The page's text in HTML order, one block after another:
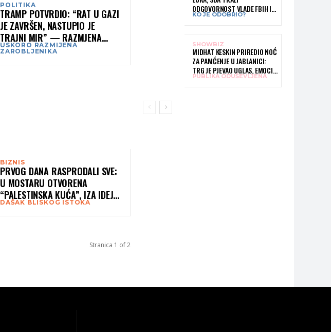
POLITIKA
TRAMP POTVRDIO: “RAT U GAZI
JE ZAVRŠEN, NASTUPIO JE
TRAJNI MIR” — RAZMJENA
ZAROBLJENIKA VEĆ POČETKOM
USKORO RAZMIJENA
ZAROBLJENIKA
BIZNIS
PRVOG DANA RASPRODALI SVE:
U MOSTARU OTVORENA
“PALESTINSKA KUĆA”, IZA IDEJE
STOJI SAMIRA IZ GAZE
DAŠAK BLISKOG ISTOKA
Stranica 1 of 2
ODGOVORNOST VLADE FBIH I
RUKOVODSTVA IGMANA
KO JE ODOBRIO?
SHOWBIZ
MIDHAT KESKIN PRIREDIO NOĆ
ZA PAMĆENJE U JABLANICI:
TRG JE PJEVAO UGLAS, EMOCIJE
PREPLAVILE RODNI GRAD
PUBLIKA ODUŠEVLJENA